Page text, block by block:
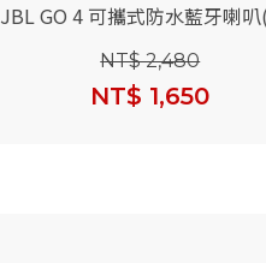
JBL GO 4 可攜式防水藍牙喇叭
NT$ 2,480
NT$ 1,650